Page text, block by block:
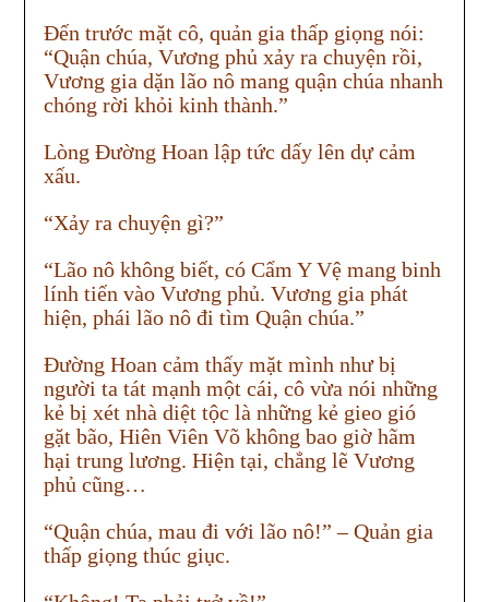
Đến trước mặt cô, quản gia thấp giọng nói:
“Quận chúa, Vương phủ xảy ra chuyện rồi,
Vương gia dặn lão nô mang quận chúa nhanh
chóng rời khỏi kinh thành.”
Lòng Đường Hoan lập tức dấy lên dự cảm
xấu.
“Xảy ra chuyện gì?”
“Lão nô không biết, có Cẩm Y Vệ mang binh
lính tiến vào Vương phủ. Vương gia phát
hiện, phái lão nô đi tìm Quận chúa.”
Đường Hoan cảm thấy mặt mình như bị
người ta tát mạnh một cái, cô vừa nói những
kẻ bị xét nhà diệt tộc là những kẻ gieo gió
gặt bão, Hiên Viên Võ không bao giờ hãm
hại trung lương. Hiện tại, chẳng lẽ Vương
phủ cũng…
“Quận chúa, mau đi với lão nô!” – Quản gia
thấp giọng thúc giục.